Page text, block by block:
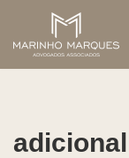
Pular
para